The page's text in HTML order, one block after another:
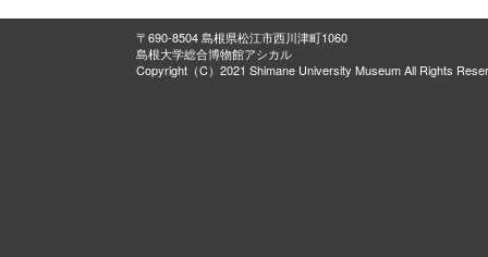
〒690-8504 島根県松江市西川津町1060
島根大学総合博物館アシカル
Copyright（C）2021 Shimane University Museum All Rights